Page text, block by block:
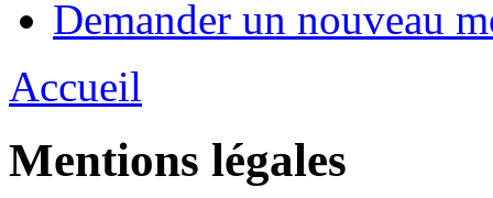
Demander un nouveau
Accueil
Mentions légales